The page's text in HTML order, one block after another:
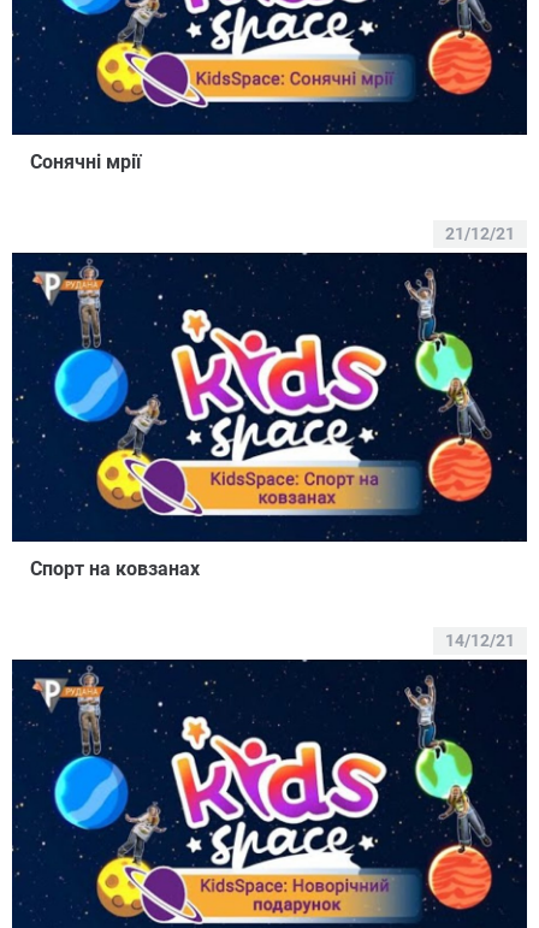
Сонячні мрії
21/12/21
Спорт на ковзанах
14/12/21